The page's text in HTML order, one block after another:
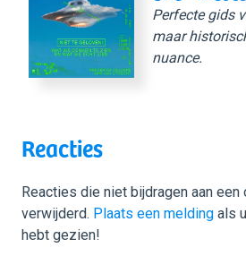
Perfecte gids
maar
nuance.
Reacties
Reacties die niet bijdragen aan
verwijderd. Plaats een melding als
hebt gezien!